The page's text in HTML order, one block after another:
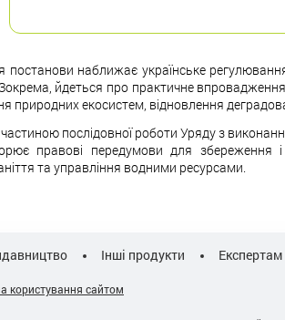
постанови наближає українське
йдеться про практичне
природних екосистем, відновлення
послідовної роботи Уряду з
правові передумови для збереження
та управління водними ресурсами.
Інші продукти Експертам
користування сайтом